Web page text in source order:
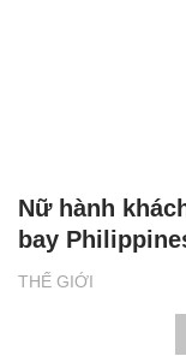
THẾ GIỚI
Nữ hành
bay